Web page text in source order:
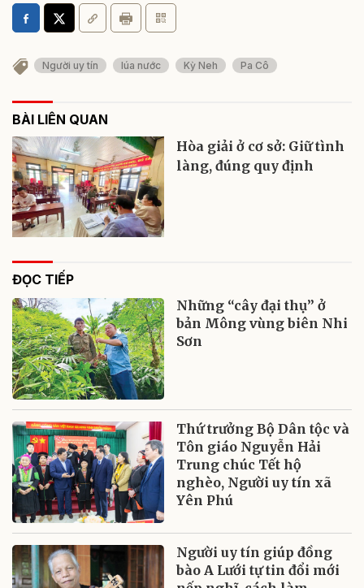
Người uy tín lúa nước Kỳ Neh Pa Cô
BÀI LIÊN QUAN
Hòa giải ở cơ sở: Giữ tình
làng, đúng quy định
ĐỌC TIẾP
Những “cây đại thụ” ở
bản Mông vùng biên Nhi
Sơn
Thứ trưởng Bộ Dân tộc và
Tôn giáo Nguyễn Hải
Trung chúc Tết hộ
nghèo, Người uy tín xã
Yên Phú
Người uy tín giúp đồng
bào A Lưới tự tin đổi mới